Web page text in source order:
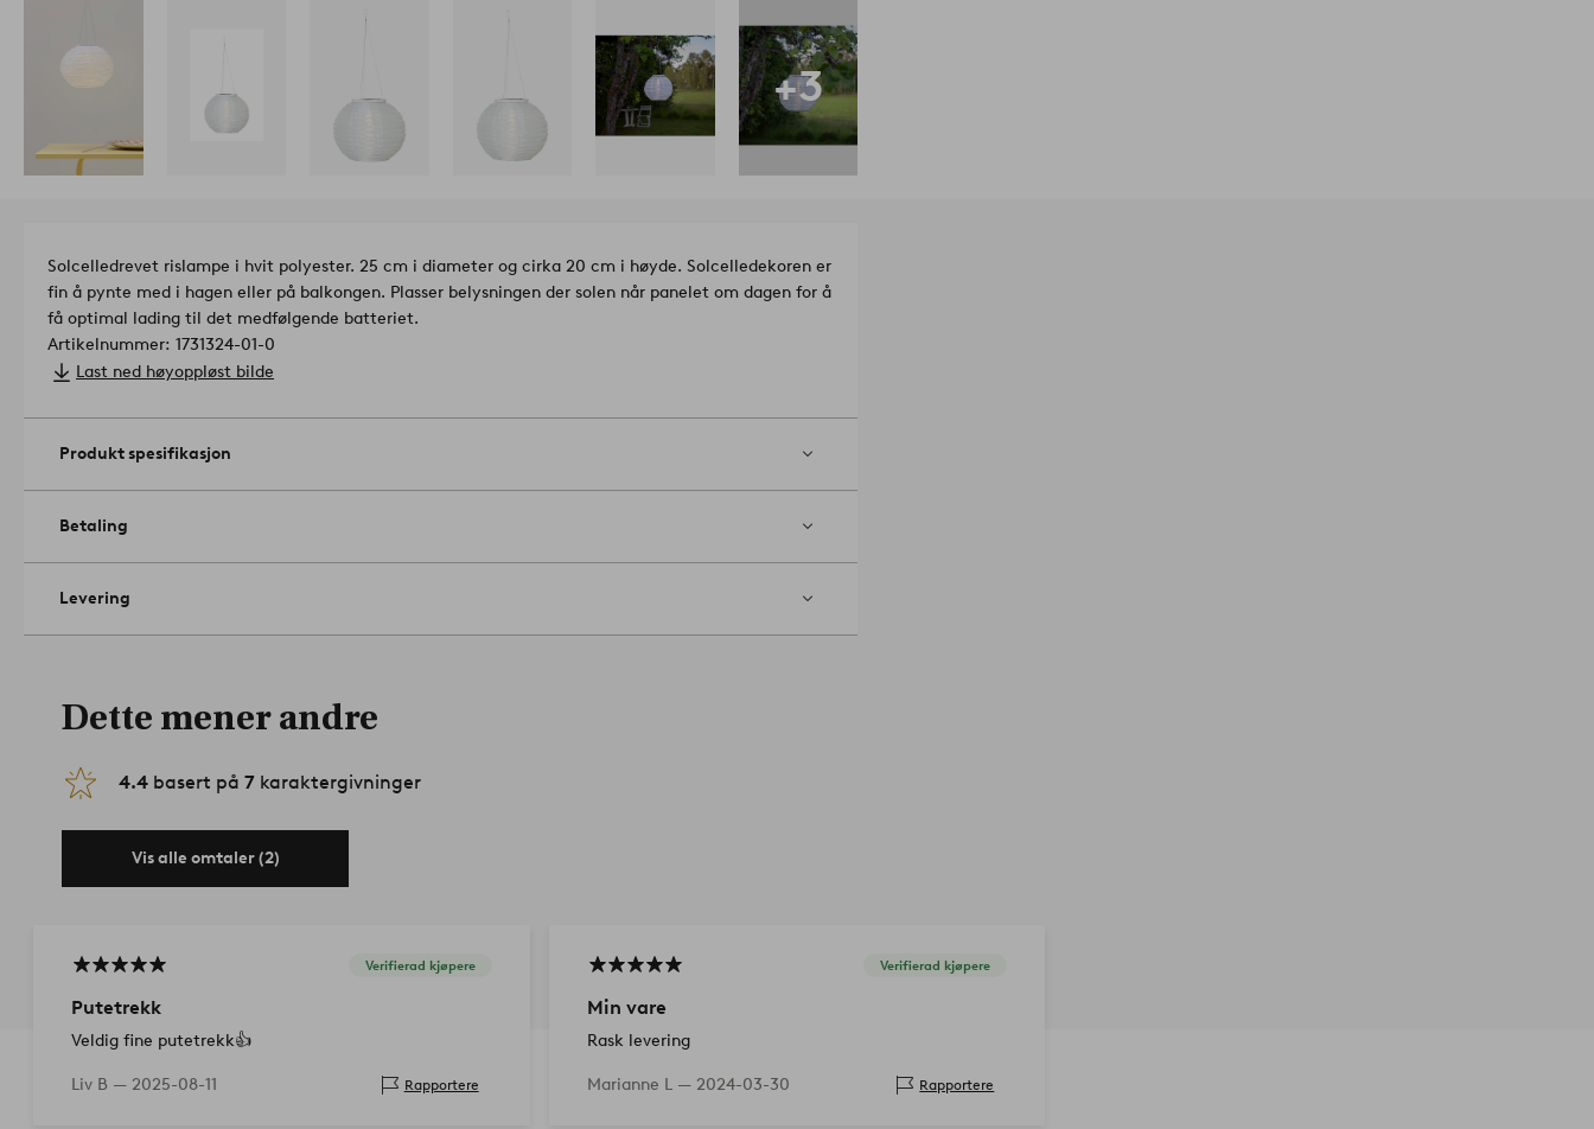
+3
Solcelledrevet rislampe i hvit polyester. 25 cm i diameter og cirka 20 cm i høyde. Solcelledekoren er
fin å pynte med i hagen eller på balkongen. Plasser belysningen der solen når panelet om dagen for å
få optimal lading til det medfølgende batteriet.
Artikelnummer: 1731324-01-0
Last ned høyoppløst bilde
Produkt spesifikasjon
Betaling
Levering
Dette mener andre
4.4 basert på 7 karaktergivninger
Vis alle omtaler (2)
Verifierad kjøpere
Putetrekk
Veldig fine putetrekk👍
Liv B — 2025-08-11 Rapportere
Verifierad kjøpere
Min vare
Rask levering
Marianne L — 2024-03-30 Rapportere